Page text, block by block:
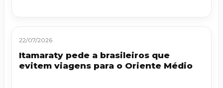
22/07/2026
Itamaraty pede a brasileiros que
evitem viagens para o Oriente Médio